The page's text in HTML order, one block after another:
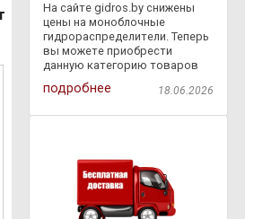
На сайте gidros.by снижены
цены на моноблочные
гидрораспределители. Теперь
вы можете приобрести
данную категорию товаров
со скидкой - 30% . Также с
18.06.2026 по 06.07.2026
подробнее 18.06.2026